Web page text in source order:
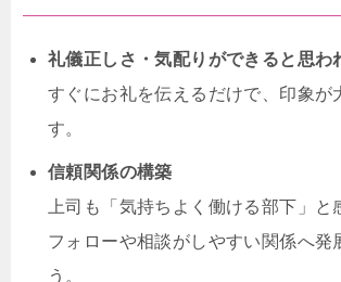
礼儀正しさ・気配りができると思わ
すぐにお礼を伝えるだけで、印象が
す。
信頼関係の構築
上司も「気持ちよく働ける部下」と
フォローや相談がしやすい関係へ発
う。